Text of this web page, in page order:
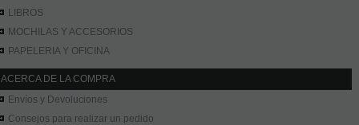
LIBROS
MOCHILAS Y ACCESORIOS
PAPELERIA Y OFICINA
ACERCA DE LA COMPRA
Envíos y Devoluciones
Consejos para realizar un pedido